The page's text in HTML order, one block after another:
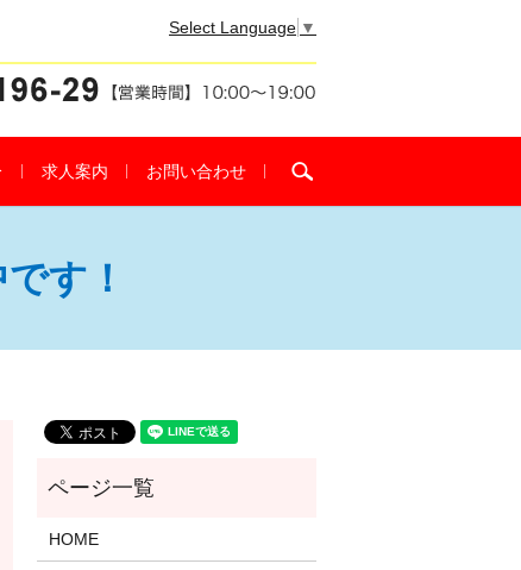
Select Language ▼
求人案内 お問い合わせ
す！
HOME